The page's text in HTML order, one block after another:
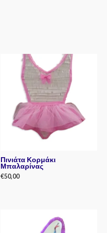
Πινιάτα Κορμάκι
Μπαλαρίνας
€50,00